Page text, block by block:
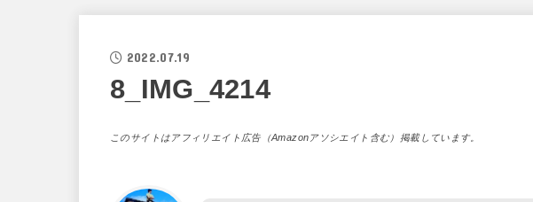
2022.07.19
8_IMG_4214
このサイトはアフィリエイト広告（Amazonアソシエイト含む）掲載しています。